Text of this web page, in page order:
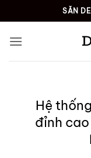
SĂN
Hệ
đỉnh cao